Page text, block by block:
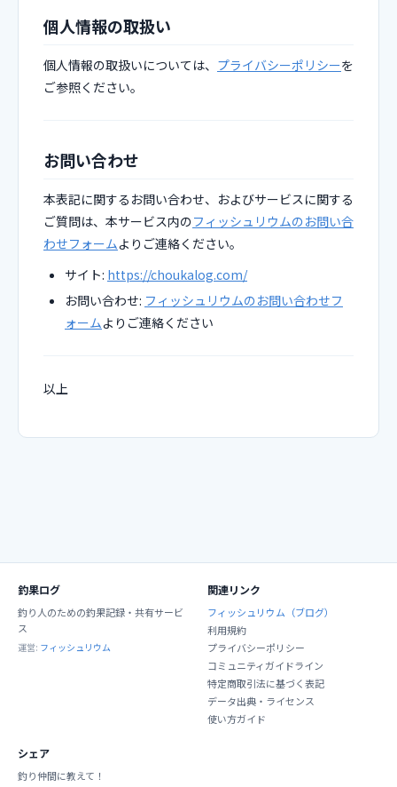
個人情報の取扱い
個人情報の取扱いについては、 プライバシーポリシーを
ご参照ください。
お問い合わせ
本表記に関するお問い合わせ、およびサービスに関する
ご質問は、本サービス内のフィッシュリウムのお問い合
わせフォームよりご連絡ください。
サイト: https://choukalog.com/
お問い合わせ: フィッシュリウムのお問い合わせフ
ォームよりご連絡ください
以上
釣果ログ
釣り人のための釣果記録・共有サービ
ス
運営: フィッシュリウム
関連リンク
フィッシュリウム（ブログ）
利用規約
プライバシーポリシー
コミュニティガイドライン
特定商取引法に基づく表記
データ出典・ライセンス
使い方ガイド
シェア
釣り仲間に教えて！